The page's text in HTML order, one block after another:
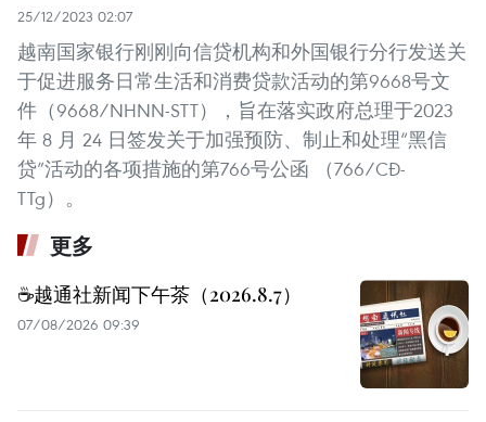
25/12/2023 02:07
越南国家银行刚刚向信贷机构和外国银行分行发送关
于促进服务日常生活和消费贷款活动的第9668号文
件（9668/NHNN-STT），旨在落实政府总理于2023
年 8 月 24 日签发关于加强预防、制止和处理“黑信
贷”活动的各项措施的第766号公函 （766/CĐ-
TTg）。
更多
☕️越通社新闻下午茶（2026.8.7）
07/08/2026 09:39